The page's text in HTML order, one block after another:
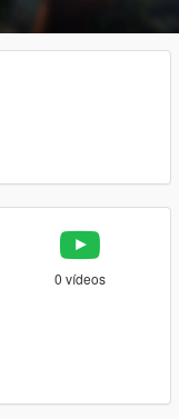
0 vídeos